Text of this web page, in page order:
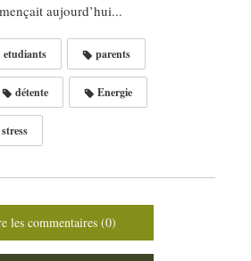
aujourd’hui...
etudiants parents
détente Energie
stress
les commentaires (0)